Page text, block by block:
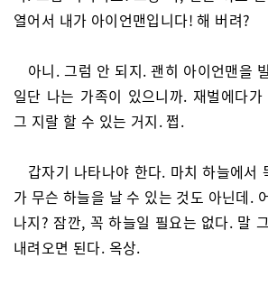
열어서 내가 아이언맨입니다! 해 버려?
아니. 그럼 안 되지. 괜히 아이언맨을
일단 나는 가족이 있으니까. 재벌에다
그 지랄 할 수 있는 거지. 쩝.
갑자기 나타나야 한다. 마치 하늘에서
가 무슨 하늘을 날 수 있는 것도 아닌데.
나지? 잠깐, 꼭 하늘일 필요는 없다. 말
내려오면 된다. 옥상.